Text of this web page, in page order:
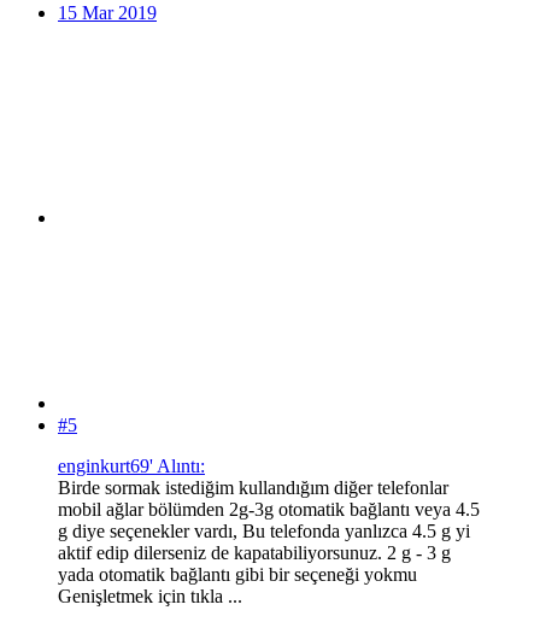
15 Mar 2019
#5
enginkurt69' Alıntı:
Birde sormak istediğim kullandığım diğer telefonlar
mobil ağlar bölümden 2g-3g otomatik bağlantı veya 4.5
g diye seçenekler vardı, Bu telefonda yanlızca 4.5 g yi
aktif edip dilerseniz de kapatabiliyorsunuz. 2 g - 3 g
yada otomatik bağlantı gibi bir seçeneği yokmu
Genişletmek için tıkla ...